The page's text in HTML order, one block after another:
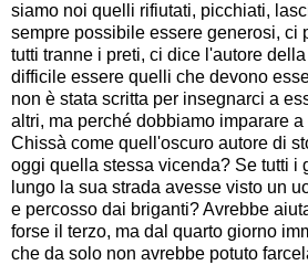
siamo noi quelli rifiutati, picchiati,
sempre possibile essere generosi, ci
tutti tranne i preti, ci dice l'autore
difficile essere quelli che devono
non è stata scritta per insegnarci a
altri, ma perché dobbiamo imparare
Chissà come quell'oscuro autore di
oggi quella stessa vicenda? Se tutti i
lungo la sua strada avesse visto un
e percosso dai briganti? Avrebbe
forse il terzo, ma dal quarto giorno
che da solo non avrebbe potuto